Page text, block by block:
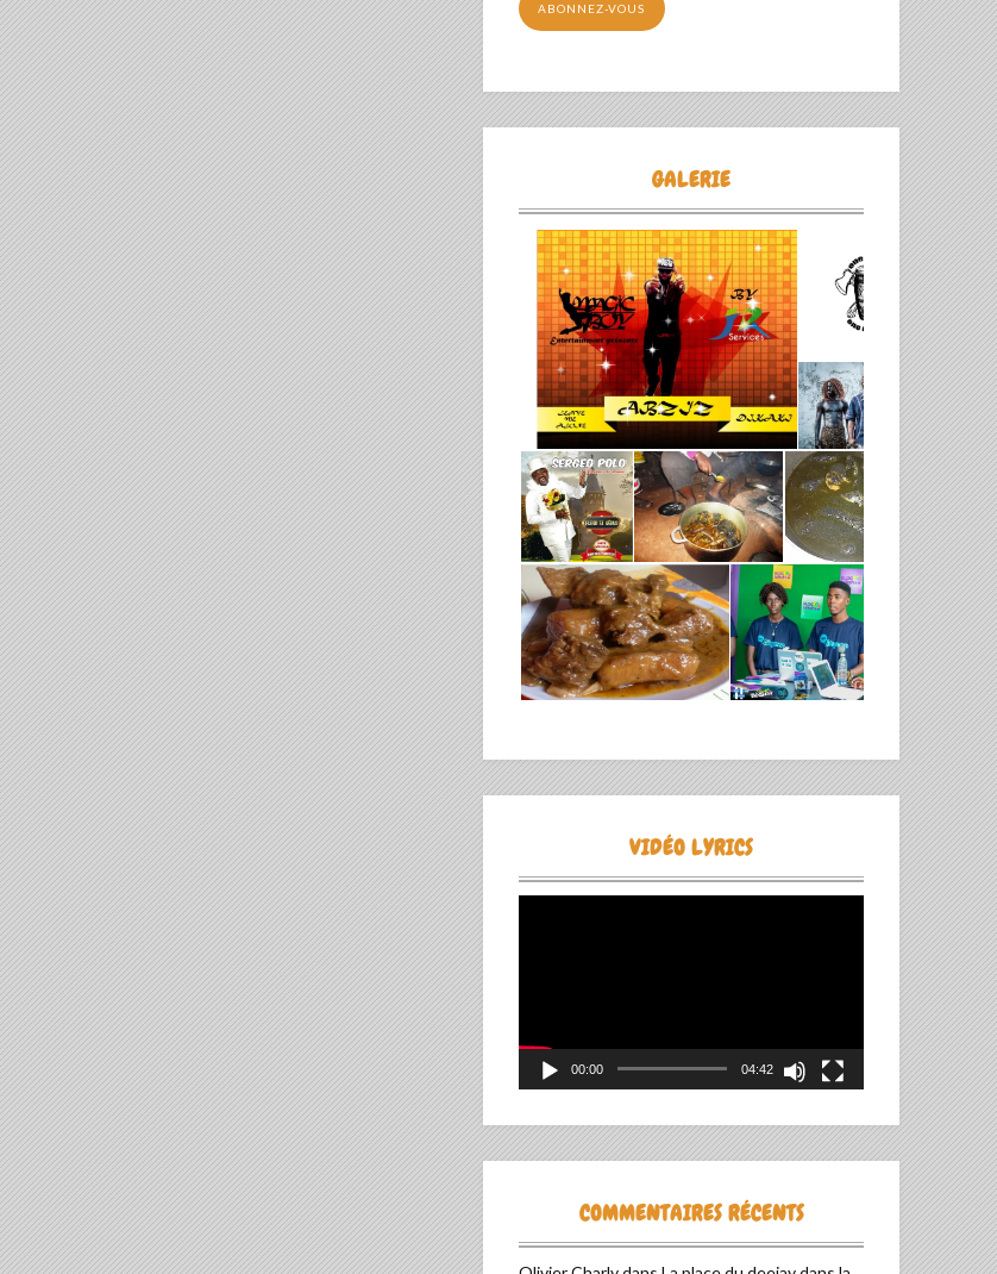
ABONNEZ-VOUS
GALERIE
VIDÉO LYRICS
00:00 04:42
COMMENTAIRES RÉCENTS